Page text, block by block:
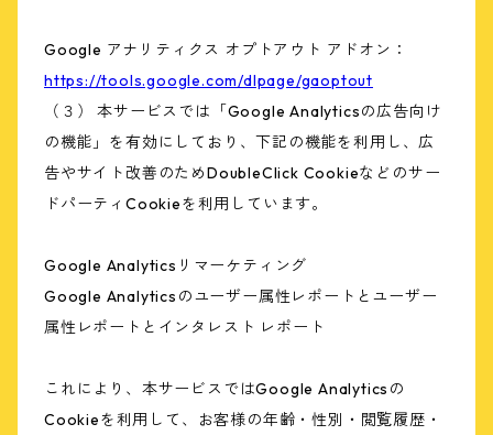
Google アナリティクス オプトアウト アドオン：
https://tools.google.com/dlpage/gaoptout
（３） 本サービスでは「Google Analyticsの広告向け
の機能」を有効にしており、下記の機能を利用し、広
告やサイト改善のためDoubleClick Cookieなどのサー
ドパーティCookieを利用しています。
Google Analyticsリマーケティング
Google Analyticsのユーザー属性レポートとユーザー
属性レポートとインタレスト レポート
これにより、本サービスではGoogle Analyticsの
Cookieを利用して、お客様の年齢・性別・閲覧履歴・